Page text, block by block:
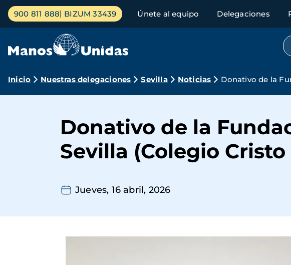
Pasar
contenido
Menú
principal
900 811 888 BIZUM 33439 Únete al equipo Delegaciones
Ruta
navegación
Inicio Nuestras delegaciones Sevilla Noticias Donativo de la
Donativo de la
Sevilla (Colegio Cristo
Jueves, 16 abril, 2026